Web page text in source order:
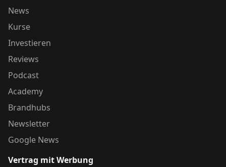
News
Kurse
Investieren
Reviews
Podcast
Academy
Brandhubs
Newsletter
Google News
Vertrag mit Werbung